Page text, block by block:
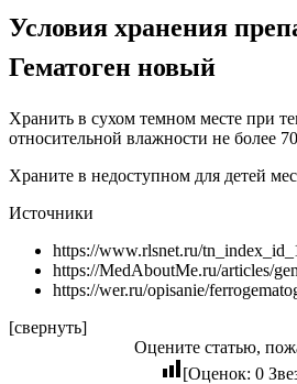
Условия хранения
Гематоген новый
Хранить в сухом темном месте при
относительной влажности не более
Храните в недоступном для детей
Источники
https://www.rlsnet.ru/
https://MedAboutMe.ru/articles/
https://wer.ru/opisanie/
[свернуть]
Оцените статью,
[Оценок: 0